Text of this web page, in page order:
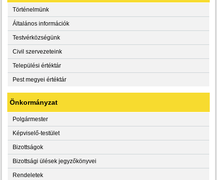
Történelmünk
Általános információk
Testvérközségünk
Civil szervezeteink
Települési értéktár
Pest megyei értéktár
Önkormányzat
Polgármester
Képviselő-testület
Bizottságok
Bizottsági ülések jegyzőkönyvei
Rendeletek